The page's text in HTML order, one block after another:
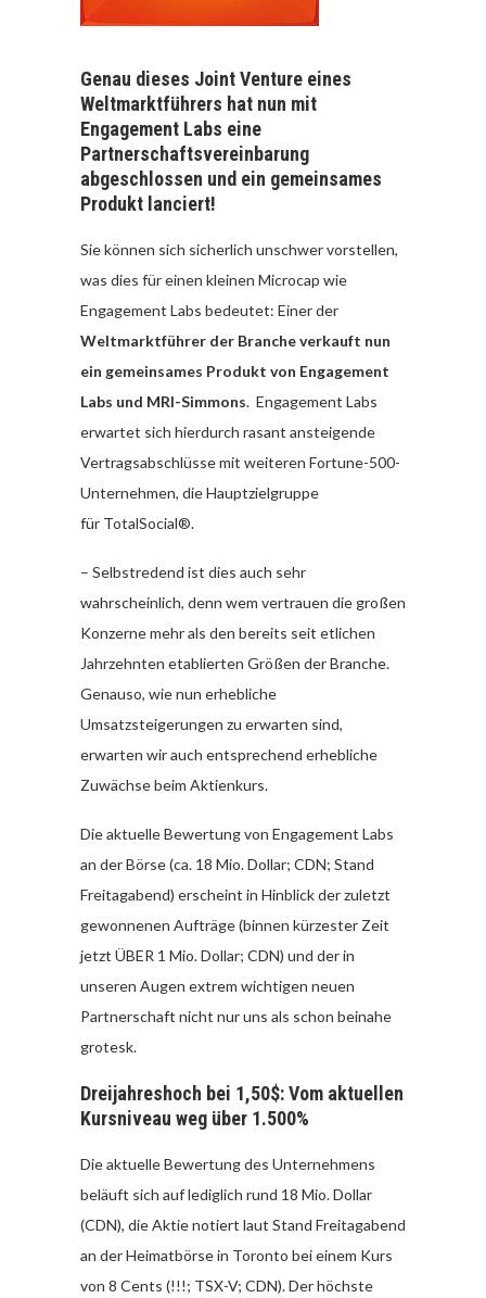
Genau dieses Joint Venture eines
Weltmarktführers hat nun mit
Engagement Labs eine
Partnerschaftsvereinbarung
abgeschlossen und ein gemeinsames
Produkt lanciert!
Sie können sich sicherlich unschwer vorstellen,
was dies für einen kleinen Microcap wie
Engagement Labs bedeutet: Einer der
Weltmarktführer der Branche verkauft nun
ein gemeinsames Produkt von Engagement
Labs und MRI-Simmons. Engagement Labs
erwartet sich hierdurch rasant ansteigende
Vertragsabschlüsse mit weiteren Fortune-500-
Unternehmen, die Hauptzielgruppe
für TotalSocial®.
– Selbstredend ist dies auch sehr
wahrscheinlich, denn wem vertrauen die großen
Konzerne mehr als den bereits seit etlichen
Jahrzehnten etablierten Größen der Branche.
Genauso, wie nun erhebliche
Umsatzsteigerungen zu erwarten sind,
erwarten wir auch entsprechend erhebliche
Zuwächse beim Aktienkurs.
Die aktuelle Bewertung von Engagement Labs
an der Börse (ca. 18 Mio. Dollar; CDN; Stand
Freitagabend) erscheint in Hinblick der zuletzt
gewonnenen Aufträge (binnen kürzester Zeit
jetzt ÜBER 1 Mio. Dollar; CDN) und der in
unseren Augen extrem wichtigen neuen
Partnerschaft nicht nur uns als schon beinahe
grotesk.
Dreijahreshoch bei 1,50$: Vom aktuellen
Kursniveau weg über 1.500%
Die aktuelle Bewertung des Unternehmens
beläuft sich auf lediglich rund 18 Mio. Dollar
(CDN), die Aktie notiert laut Stand Freitagabend
an der Heimatbörse in Toronto bei einem Kurs
von 8 Cents (!!!; TSX-V; CDN). Der höchste